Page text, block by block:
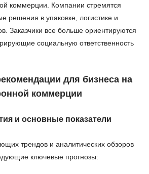
коммерции. Компании стремятся
решения в упаковке, логистике и
Заказчики все больше ориентируются
социальную ответственность
для бизнеса на
коммерции
и основные показатели
трендов и аналитических обзоров
ключевые прогнозы: